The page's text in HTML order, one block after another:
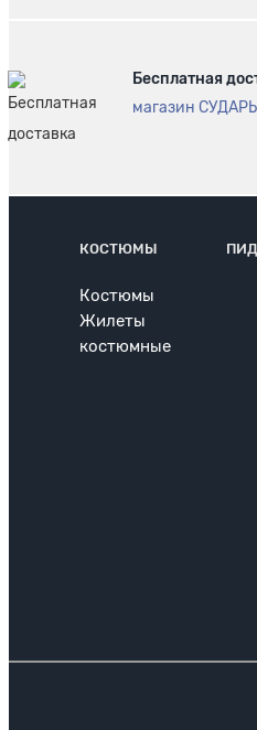
Бесплатная
магазин СУДАРЬ
КОСТЮМЫ
Костюмы
Жилеты
костюмные